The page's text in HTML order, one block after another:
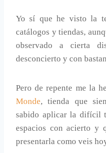
Yo sí que he visto la
catálogos y tiendas,
observado a cierta
desconcierto y con
Pero de repente me la
Monde, tienda que
sabido aplicar la difícil
espacios con acierto y
presentarla como veis